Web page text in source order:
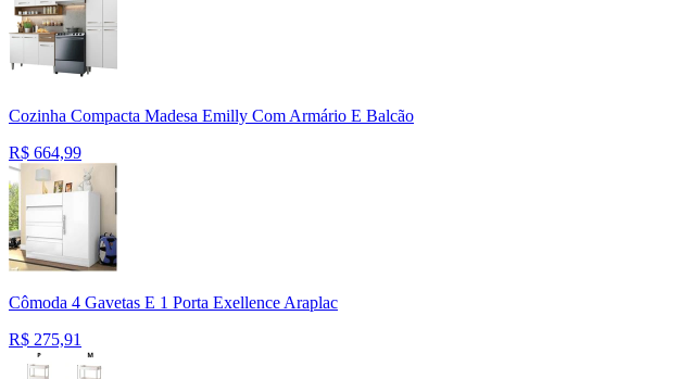
Cozinha Compacta Madesa Emilly Com Armário E Balcão
R$ 664,99
Cômoda 4 Gavetas E 1 Porta Exellence Araplac
R$ 275,91